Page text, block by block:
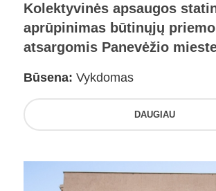
Kolektyvinės apsaugos
aprūpinimas būtinųjų
atsargomis Panevėžio
Būsena: Vykdomas
DAUGIAU